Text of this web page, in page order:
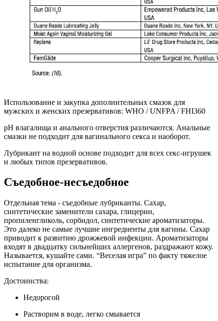
Использование и закупка дополнительных смазок для
мужских и женских презервативов: WHO / UNFPA / FHI360
рН влагалища и анального отверстия различаются. Анальные
смазки не подходит для вагинального секса и наоборот.
Лубрикант на водной основе подходит для всех секс-игрушек
и любых типов презервативов.
Съедобное-несъедобное
Отдельная тема - съедобные лубриканты. Сахар,
синтетические заменители сахара, глицерин,
пропиленгликоль, сорбидол, синтетические ароматизаторы.
Это далеко не самые лучшие ингредиенты для вагины. Сахар
приводит к развитию дрожжевой инфекции. Ароматизаторы
входят в двадцатку сильнейших аллергенов, раздражают кожу.
Называется, кушайте сами. “Веселая игра” по факту тяжелое
испытание для организма.
Достоинства:
Недорогой
Растворим в воде, легко смывается